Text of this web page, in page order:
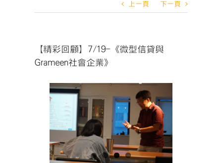
上一頁 下一頁
【精彩回顧】7/19-《微型信貸與
Grameen社會企業》